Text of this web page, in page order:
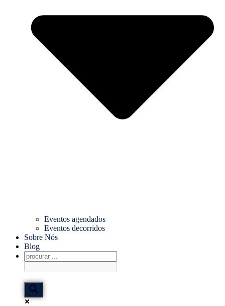
Eventos agendados
Eventos decorridos
Sobre Nós
Blog